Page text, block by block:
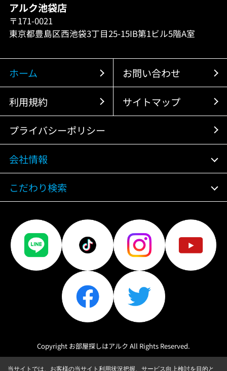
アルク池袋店
〒171-0021
東京都豊島区西池袋3丁目25-15IB第1ビル5階A室
ホーム お問い合わせ
利用規約 サイトマップ
プライバシーポリシー
会社情報
こだわり検索
Copyright お部屋探しはアルク All Rights Reserved.
当サイトでは、お客様の当サイト利用状況把握、サービス向上検討を目的と